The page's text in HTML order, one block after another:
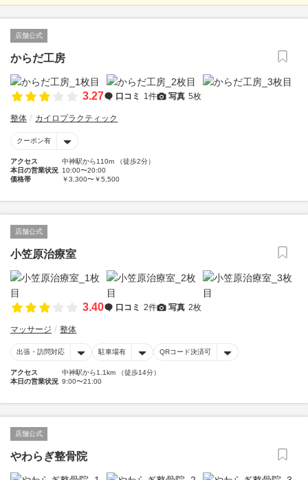
店舗公式
からだ工房
3.27 口コミ 1件 写真 5枚
整体 カイロプラクティック
クーポン有
アクセス
中神駅から110m （徒歩2分）
本日の営業状況 10:00〜20:00
価格帯
￥3,300〜￥5,500
店舗公式
小笠原治療室
3.40 口コミ 2件 写真 2枚
マッサージ 整体
出張・訪問対応 駐車場有 QRコード決済可
アクセス
中神駅から1.1km （徒歩14分）
本日の営業状況 9:00〜21:00
店舗公式
やわらぎ整骨院